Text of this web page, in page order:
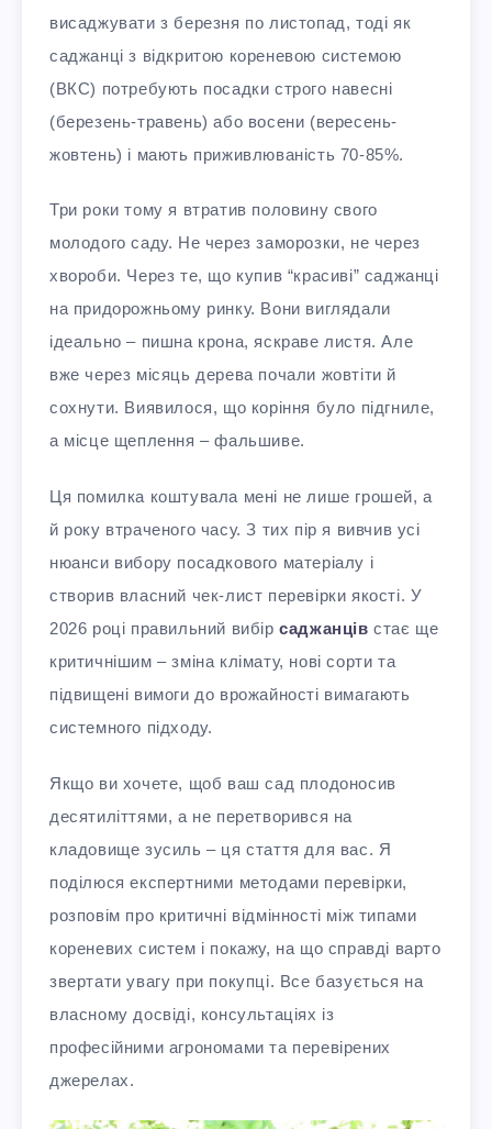
висаджувати з березня по листопад, тоді як
саджанці з відкритою кореневою системою
(ВКС) потребують посадки строго навесні
(березень-травень) або восени (вересень-
жовтень) і мають приживлюваність 70-85%.
Три роки тому я втратив половину свого
молодого саду. Не через заморозки, не через
хвороби. Через те, що купив “красиві” саджанці
на придорожньому ринку. Вони виглядали
ідеально – пишна крона, яскраве листя. Але
вже через місяць дерева почали жовтіти й
сохнути. Виявилося, що коріння було підгниле,
а місце щеплення – фальшиве.​
Ця помилка коштувала мені не лише грошей, а
й року втраченого часу. З тих пір я вивчив усі
нюанси вибору посадкового матеріалу і
створив власний чек-лист перевірки якості. У
2026 році правильний вибірсаджанців стає ще
критичнішим – зміна клімату, нові сорти та
підвищені вимоги до врожайності вимагають
системного підходу.​
Якщо ви хочете, щоб ваш сад плодоносив
десятиліттями, а не перетворився на
кладовище зусиль – ця стаття для вас. Я
поділюся експертними методами перевірки,
розповім про критичні відмінності між типами
кореневих систем і покажу, на що справді варто
звертати увагу при покупці. Все базується на
власному досвіді, консультаціях із
професійними агрономами та перевірених
джерелах.